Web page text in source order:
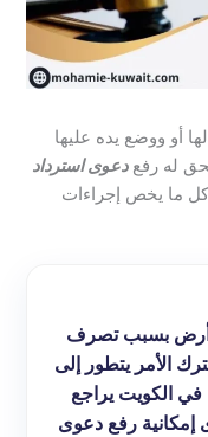
أو ووضع يده عليها
له رفعدعوى استرداد
ما يخص إجراءات
أرض بسبب تصرف
الأمر يتطور إلى
الكويت يراجع
إمكانية رفع دعوى